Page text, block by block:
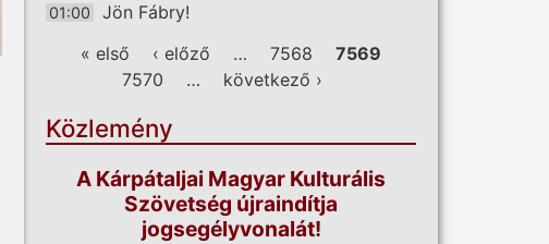
01:00 Jön Fábry!
Oldalak
« első ‹ előző … 7568
7569
7570
… következő ›
Közlemény
A Kárpátaljai Magyar Kulturális
Szövetség újraindítja
jogsegélyvonalát!